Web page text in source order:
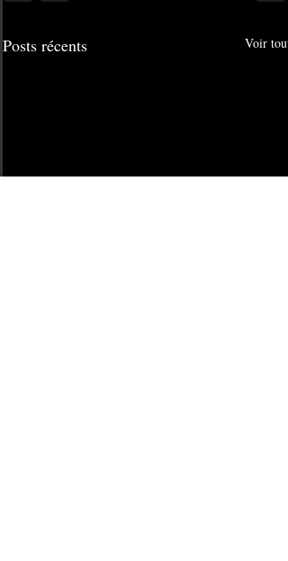
Posts récents Voir tout